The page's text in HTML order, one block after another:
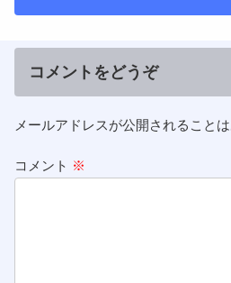
コメントをどうぞ
メールアドレスが公開されることは
コメント ※